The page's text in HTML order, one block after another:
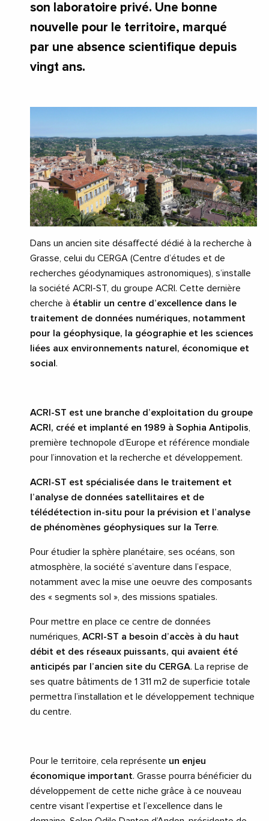
son laboratoire privé. Une bonne
nouvelle pour le territoire, marqué
par une absence scientifique depuis
vingt ans.
Dans un ancien site désaffecté dédié à la recherche à
Grasse, celui du CERGA (Centre d’études et de
recherches géodynamiques astronomiques), s’installe
la société ACRI-ST, du groupe ACRI. Cette dernière
cherche à établir un centre d’excellence dans le
traitement de données numériques, notamment
pour la géophysique, la géographie et les sciences
liées aux environnements naturel, économique et
social .
ACRI-ST est une branche d’exploitation du groupe
ACRI, créé et implanté en 1989 à Sophia Antipolis
première technopole d’Europe et référence mondiale
pour l’innovation et la recherche et développement.
ACRI-ST est spécialisée dans le traitement et
l’analyse de données satellitaires et de
télédétection in-situ pour la prévision et l’analyse
de phénomènes géophysiques sur la Terre.
Pour étudier la sphère planétaire, ses océans, son
atmosphère, la société s’aventure dans l’espace,
notamment avec la mise une oeuvre des composants
des « segments sol », des missions spatiales.
Pour mettre en place ce centre de données
numériques, ACRI-ST a besoin d’accès à du haut
débit et des réseaux puissants, qui avaient été
anticipés par l’ancien site du CERGA. La reprise de
ses quatre bâtiments de 1 311 m2 de superficie totale
permettra l’installation et le développement technique
du centre.
Pour le territoire, cela représente un enjeu
économique important. Grasse pourra bénéficier du
développement de cette niche grâce à ce nouveau
centre visant l’expertise et l’excellence dans le